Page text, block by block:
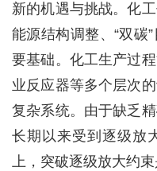
新的机遇与挑战。化
能源结构调整、“双碳
要基础。化工生产过
业反应器等多个层次
复杂系统。由于缺乏
长期以来受到逐级放
上，突破逐级放大约